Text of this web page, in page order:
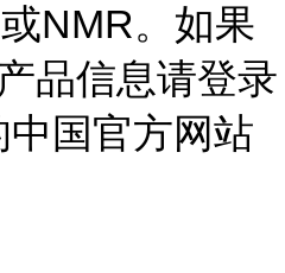
NMR。如果
品信息请登录
国官方网站